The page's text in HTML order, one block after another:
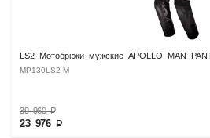
LS2 Мотобрюки мужские APOLLO MAN PANT
MP130LS2-M
39 960₽
23 976 ₽